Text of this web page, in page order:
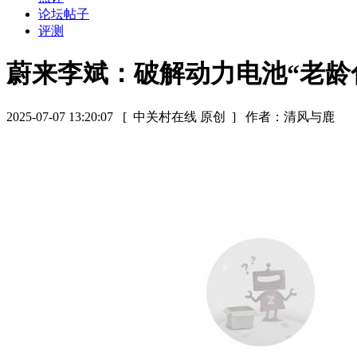
论坛帖子
评测
蔚来李斌：破解动力电池“老龄
2025-07-07 13:20:07 [ 中关村在线 原创 ] 作者：清风与鹿